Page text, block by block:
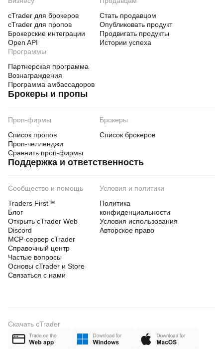
cTrader для брокеров
cTrader для пропов
Брокерские интеграции
Open API
Стать продавцом
Опубликовать продукт
Продвигать продукты
Истории успеха
Программы
Партнерская программа
Вознаграждения
Программа амбассадоров
Брокеры и пропы
Проп-фирмы
Список пропов
Проп-челленджи
Сравнить проп-фирмы
Брокеры
Список брокеров
Поддержка и ответственность
Сообщество и помощь
Traders First™
Блог
Открыть cTrader Web
Discord
MCP-сервер cTrader
Справочный центр
Частые вопросы
Основы cTrader и Store
Связаться с нами
Условия и политики
Политика
конфиденциальности
Условия использования
Авторское право
Скачать cTrader